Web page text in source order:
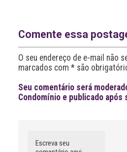
Comente essa
O seu endereço de e-mail não
marcados com * são
Seu comentário será
Condomínio e publicado após